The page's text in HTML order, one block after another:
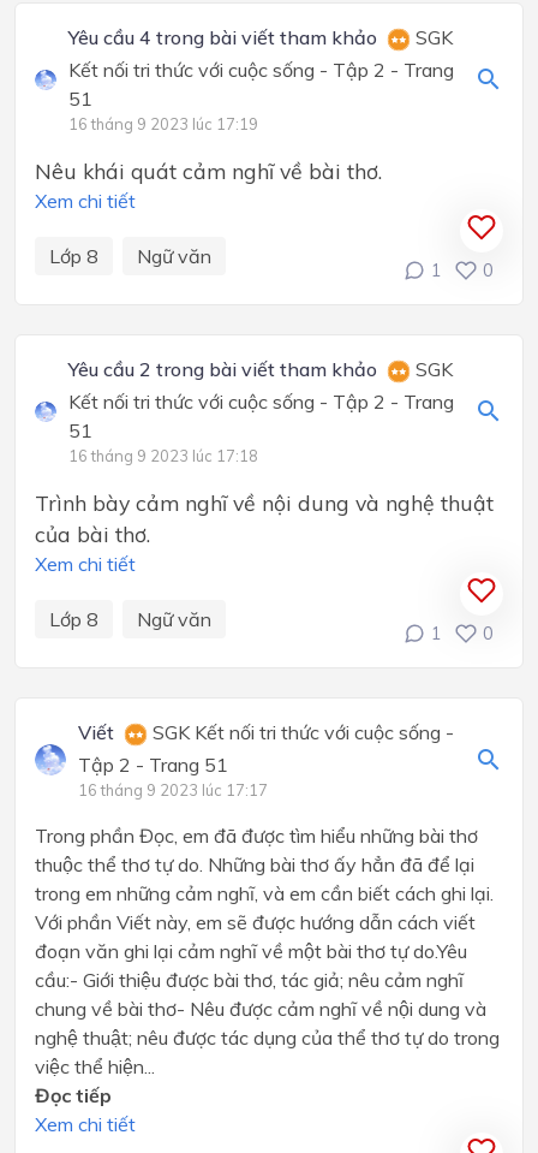
Yêu cầu 4 trong bài viết tham khảo
SGK
Kết nối tri thức với cuộc sống - Tập 2 - Trang
51
16 tháng 9 2023 lúc 17:19
Nêu khái quát cảm nghĩ về bài thơ.
Xem chi tiết
Lớp 8 Ngữ văn
1 0
Yêu cầu 2 trong bài viết tham khảo
SGK
Kết nối tri thức với cuộc sống - Tập 2 - Trang
51
16 tháng 9 2023 lúc 17:18
Trình bày cảm nghĩ về nội dung và nghệ thuật
của bài thơ.
Xem chi tiết
Lớp 8 Ngữ văn
1 0
Viết
SGK Kết nối tri thức với cuộc sống -
Tập 2 - Trang 51
16 tháng 9 2023 lúc 17:17
Trong phần Đọc, em đã được tìm hiểu những bài thơ
thuộc thể thơ tự do. Những bài thơ ấy hẳn đã để lại
trong em những cảm nghĩ, và em cần biết cách ghi lại.
Với phần Viết này, em sẽ được hướng dẫn cách viết
đoạn văn ghi lại cảm nghĩ về một bài thơ tự do.Yêu
cầu:- Giới thiệu được bài thơ, tác giả; nêu cảm nghĩ
chung về bài thơ- Nêu được cảm nghĩ về nội dung và
nghệ thuật; nêu được tác dụng của thể thơ tự do trong
việc thể hiện...
Đọc tiếp
Xem chi tiết